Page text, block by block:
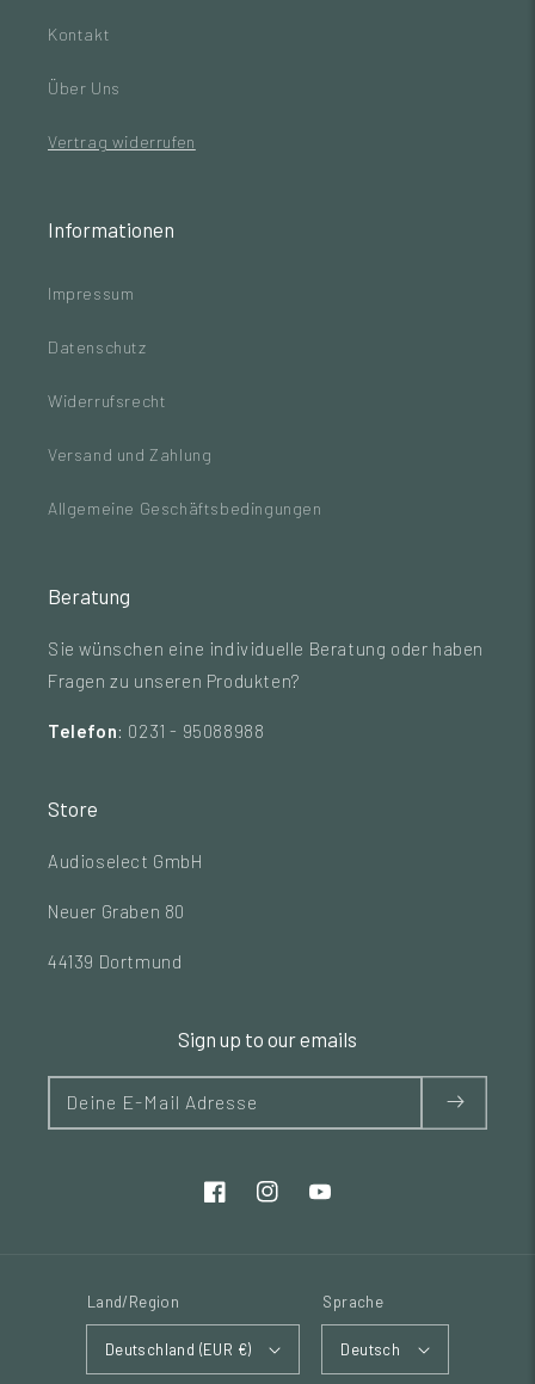
Kontakt
Über Uns
Vertrag widerrufen
Informationen
Impressum
Datenschutz
Widerrufsrecht
Versand und Zahlung
Allgemeine Geschäftsbedingungen
Beratung
Sie wünschen eine individuelle Beratung oder haben
Fragen zu unseren Produkten?
Telefon: 0231 - 95088988
Store
Audioselect GmbH
Neuer Graben 80
44139 Dortmund
Sign up to our emails
Deine E-Mail Adresse
Land/Region
Deutschland (EUR €)
Sprache
Deutsch